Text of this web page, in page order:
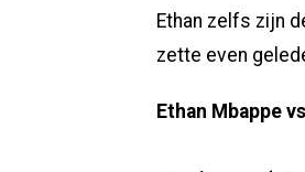
Ethan zelfs zijn
zette even
Ethan Mbappe